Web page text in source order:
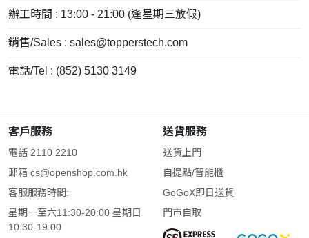
辦工時間 : 13:00 - 21:00 (逢星期三放假)
銷售/Sales : sales@topperstech.com
電話/Tel : (852) 5130 3149
客戶服務
電話 2110 2210
郵箱 cs@openshop.com.hk
客服服務時間:
星期一至六11:30-20:00 星期日
10:30-19:00
送貨服務
送貨上門
自提點/智能櫃
GoGoX即日送貨
門市自取